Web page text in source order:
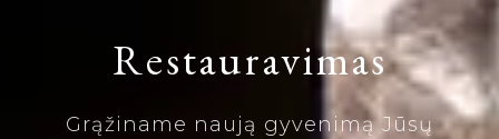
Restauravimas
Grąžiname naują gyvenimą Jūsų